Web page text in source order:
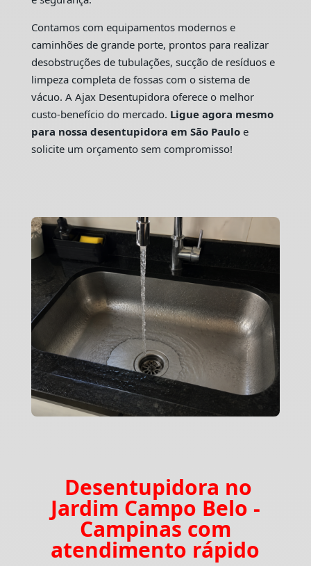
Contamos com equipamentos modernos e
caminhões de grande porte, prontos para realizar
desobstruções de tubulações, sucção de resíduos e
limpeza completa de fossas com o sistema de
vácuo. A Ajax Desentupidora oferece o melhor
custo-benefício do mercado. Ligue agora mesmo
para nossa desentupidora em São Pauloe
solicite um orçamento sem compromisso!
Desentupidora no
Jardim Campo Belo -
Campinas com
atendimento rápido